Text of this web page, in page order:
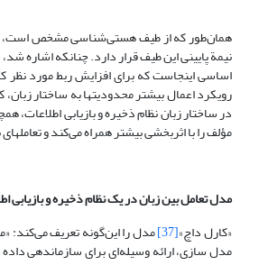
همان‌طور که از طیف هستی‌شناسی مشخص است،
نیمة پایینی این طیف قرار دارد. چنانکه اشاره
اساسی اینجاست که برای افزایش ربط مورد نظر
رویکرد اعمال بیشتر محدودیتها به ساختار
در ساختار زبان نظام ذخیره و بازیابی اطلاعات،
مؤلف را با اثربخشی بیشتر همراه می‌کند و
مدل تعامل بین زبان در یک نظام ذخیره و بازیابی
«کارل داچ»[37] مدل را این‌گونه تعریف می‌کند:
مدل سازی، ارائه وسیله‌ای برای سازماندهی